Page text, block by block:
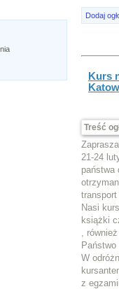
Dodaj
Kurs
Treść
21-24
państwa
transport
Nasi
książki
,
Państwo
W
z